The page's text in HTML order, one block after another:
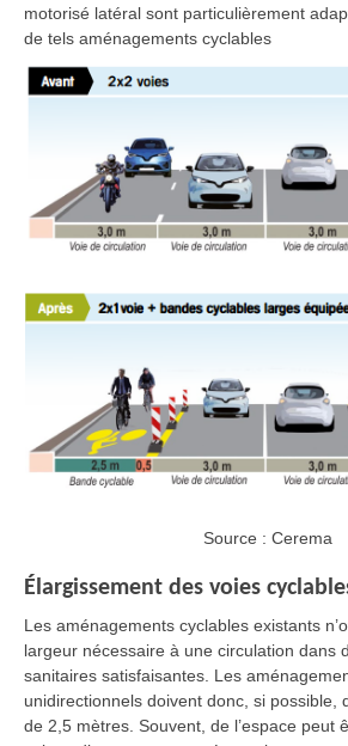
motorisé latéral sont particulièrement
de tels aménagements cyclables
Source : Cerema
Élargissement des voies
Les aménagements cyclables existants
largeur nécessaire à une circulation dans
sanitaires satisfaisantes. Les
unidirectionnels doivent donc, si possible,
de 2,5 mètres. Souvent, de l’espace peut